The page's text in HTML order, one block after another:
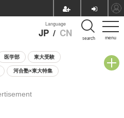
menu
Language
JP / CN search
医学部 東大受験
河合塾×東大特集
説明会・相談会